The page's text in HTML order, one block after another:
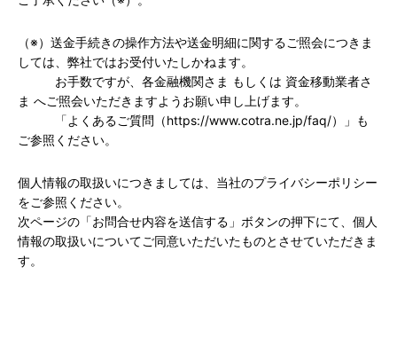
（※）送金手続きの操作方法や送金明細に関するご照会につきま
しては、弊社ではお受付いたしかねます。
お手数ですが、各金融機関さま もしくは 資金移動業者さ
ま へご照会いただきますようお願い申し上げます。
「よくあるご質問（https://www.cotra.ne.jp/faq/）」も
ご参照ください。
個人情報の取扱いにつきましては、当社のプライバシーポリシー
をご参照ください。
次ページの「お問合せ内容を送信する」ボタンの押下にて、個人
情報の取扱いについてご同意いただいたものとさせていただきま
す。